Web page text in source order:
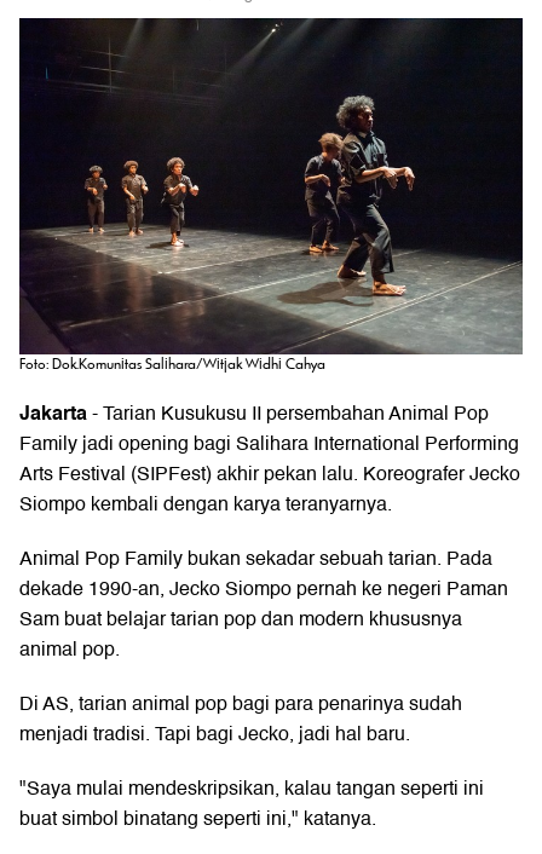
Foto: Dok.Komunitas Salihara/Witjak Widhi Cahya
Jakarta- Tarian Kusukusu II persembahanAnimal Pop
Familyjadi opening bagiSalihara International Performing
Arts Festival (SIPFest) akhir pekan lalu. Koreografer Jecko
Siompo kembali dengan karya teranyarnya.
Animal Pop Family bukan sekadar sebuah tarian. Pada
dekade 1990-an,Jecko Siompopernah ke negeri Paman
Sam buat belajar tarian pop dan modern khususnya
animal pop.
Di AS, tarian animal pop bagi para penarinya sudah
menjadi tradisi. Tapi bagi Jecko, jadi hal baru.
"Saya mulai mendeskripsikan, kalau tangan seperti ini
buat simbol binatang seperti ini," katanya.